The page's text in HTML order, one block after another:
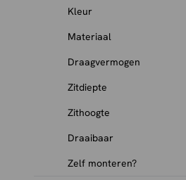
Kleur
Materiaal
Draagvermogen
Zitdiepte
Zithoogte
Draaibaar
Zelf monteren?